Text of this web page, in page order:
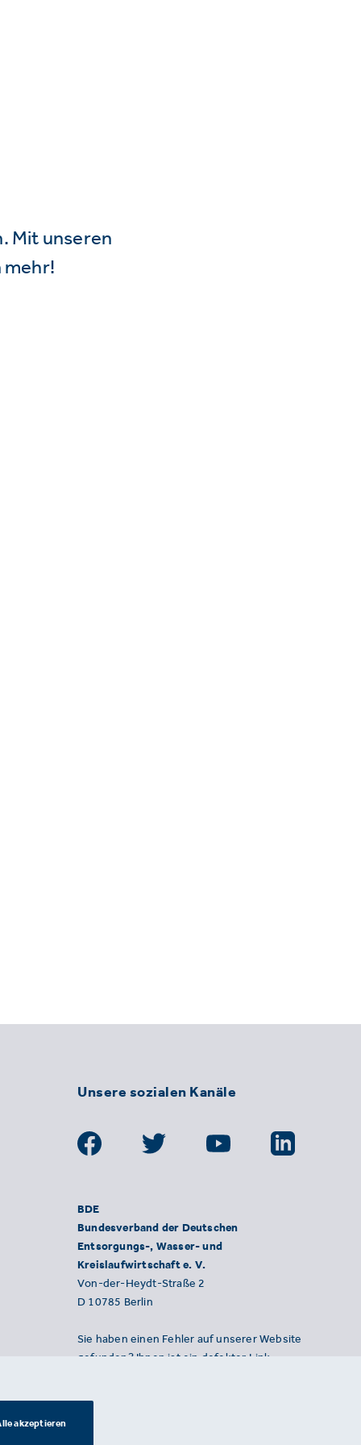
Mit unseren
mehr!
Unsere sozialen Kanäle
BDE
Bundesverband der Deutschen
Entsorgungs-, Wasser- und
Kreislaufwirtschaft e. V.
Von-der-Heydt-Straße 2
D 10785 Berlin
Sie haben einen Fehler auf unserer Website
gefunden? Ihnen ist ein defekter Link
akzeptieren